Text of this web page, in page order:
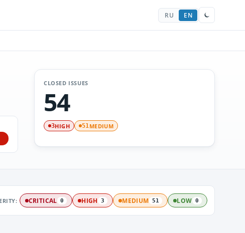
RU EN
CLOSED ISSUES
54
3HIGH 51MEDIUM
CRITICAL 0 HIGH 3 MEDIUM 51 LOW 0